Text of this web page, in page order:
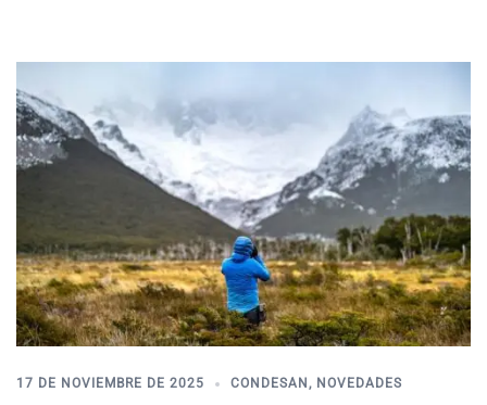
17 DE NOVIEMBRE DE 2025 CONDESAN , NOVEDADES